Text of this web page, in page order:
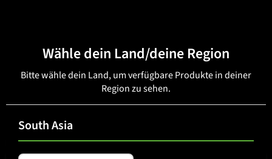
E-Mail(erforderlich)
Wähle dein Land/deine Region
Bitte wähle dein Land, um verfügbare Produkte in deiner
Region zu sehen.
South Asia